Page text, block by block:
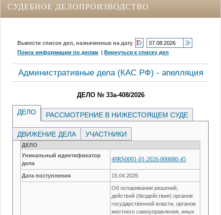
СУДЕБНОЕ ДЕЛОПРОИЗВОДСТВО
Вывести список дел, назначенных на дату
Поиск информации по делам |Вернуться к списку дел
Административные дела (КАC РФ) - апелляция
ДЕЛО № 33а-408/2026
ДЕЛО РАССМОТРЕНИЕ В НИЖЕСТОЯЩЕМ СУДЕ
ДВИЖЕНИЕ ДЕЛА УЧАСТНИКИ
ДЕЛО
Уникальный идентификатор
дела
49RS0001-01-2026-000680-45
Дата поступления 15.04.2026
Об оспаривании решений,
действий (бездействия) органов
государственной власти, органов
местного самоуправления, иных